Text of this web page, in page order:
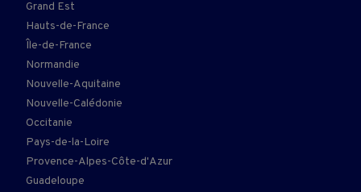
Grand Est
Hauts-de-France
Île-de-France
Normandie
Nouvelle-Aquitaine
Nouvelle-Calédonie
Occitanie
Pays-de-la-Loire
Provence-Alpes-Côte-d'Azur
Guadeloupe